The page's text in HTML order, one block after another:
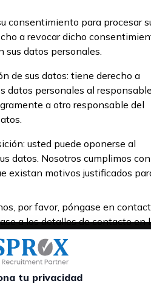
consentimiento para procesar
a revocar dicho
sus datos personales.
de sus datos: tiene derecho a
datos personales al
a otro responsable del
usted puede oponerse al
datos. Nosotros cumplimos con
existan motivos justificados
por favor, póngase en
a los detalles de contacto en
de dookies. Si tiene alguna
datos, nos gustaría que nos lo
tiene derecho a presentar
supervisora (la Autoridad de
tu privacidad